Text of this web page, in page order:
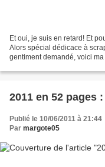
Et oui, je suis en retard! Et
Alors spécial dédicace à
gentiment demandé, voici
2011 en 52 pages
Publié le 10/06/2011 à 21:44
Par margote05